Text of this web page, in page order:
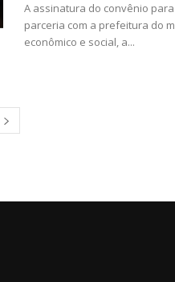
A assinatura do convênio
parceria com a prefeitura do
econômico e social, a...